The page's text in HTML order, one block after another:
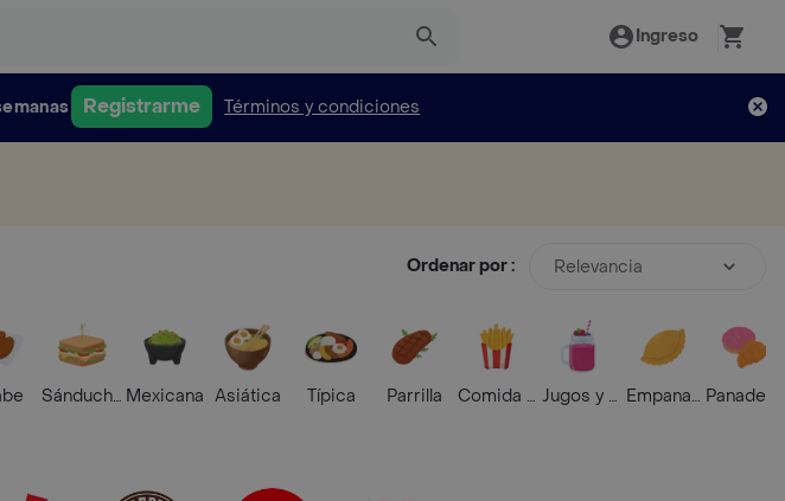
Ingreso
Registrarme Términos y condiciones
Ordenar por : Relevancia
SánduchesMexicana Asiática Típica Parrilla Comida RápidaJugos y BatidosEmpanadasPanadería